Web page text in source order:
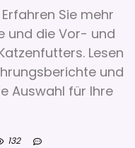
Sie mehr
und die Vor- und
Lesen
und
Auswahl für Ihre
132